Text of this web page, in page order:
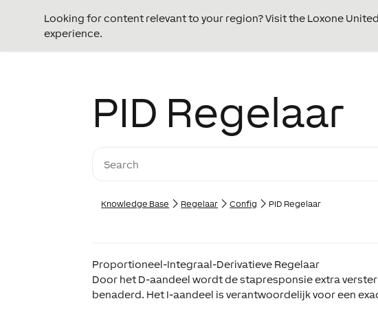
Looking for content relevant to your region? Visit the Loxone
experience.
PID Regelaar
Knowledge Base Regelaar Config PID Regelaar
Proportioneel-Integraal-Derivatieve Regelaar
Door het D-aandeel wordt de stapresponsie extra
benaderd. Het I-aandeel is verantwoordelijk voor een